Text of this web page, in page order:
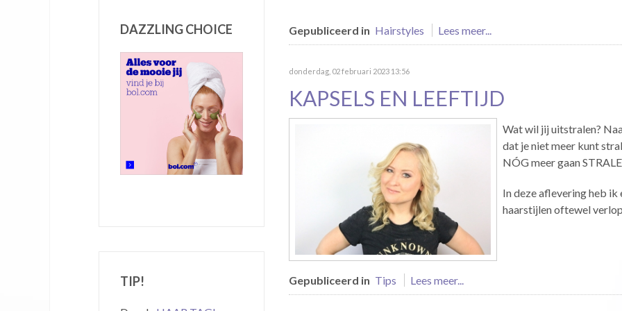
Gepubliceerd in Hairstyles Lees meer...
donderdag, 02 februari 2023 13:56
KAPSELS EN LEEFTIJD
Wat wil jij uitstralen?
dat je niet meer kunt
NÓG meer gaan
In deze aflevering heb
haarstijlen oftewel
Gepubliceerd in Tips Lees meer...
DAZZLING CHOICE
TIP!